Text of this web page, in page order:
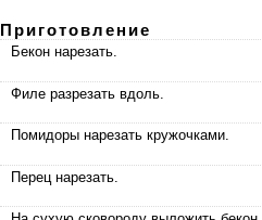
Приготовление
Бекон нарезать.
Филе разрезать вдоль.
Помидоры нарезать кружочками.
Перец нарезать.